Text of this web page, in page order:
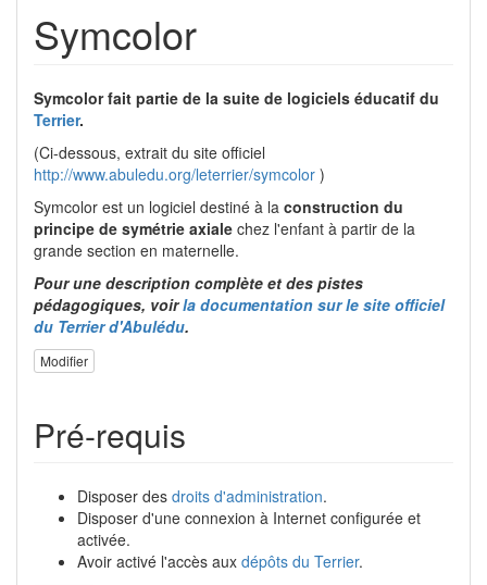
Symcolor
Symcolor fait partie de la suite de logiciels éducatif du
Terrier.
(Ci-dessous, extrait du site officiel
http://www.abuledu.org/leterrier/symcolor )
Symcolor est un logiciel destiné à la construction du
principe de symétrie axiale chez l'enfant à partir de la
grande section en maternelle.
Pour une description complète et des pistes
pédagogiques, voirla documentation sur le site officiel
du Terrier d'Abulédu.
Modifier
Pré-requis
Disposer des droits d'administration.
Disposer d'une connexion à Internet configurée et
activée.
Avoir activé l'accès aux dépôts du Terrier.